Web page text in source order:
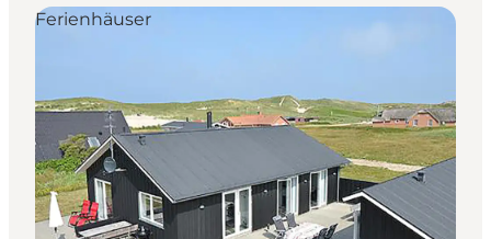
Ferienhäuser